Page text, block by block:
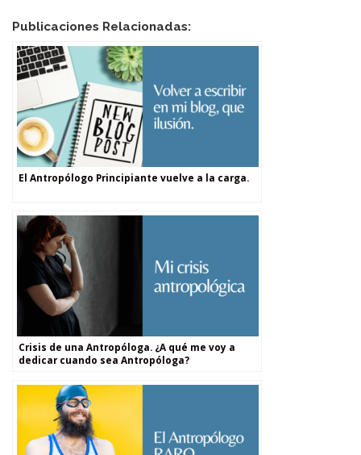
Publicaciones Relacionadas:
El Antropólogo Principiante vuelve a la carga.
Crisis de una Antropóloga. ¿A qué me voy a
dedicar cuando sea Antropóloga?